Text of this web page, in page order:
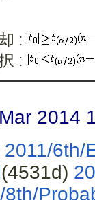
:
:
2014
2011/6th/
(4531d)
8th/